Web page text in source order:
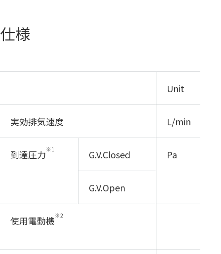
仕様
Unit
実効排気速度 L/min
到達圧力※1 G.V.Closed Pa
G.V.Open
使用電動機※2